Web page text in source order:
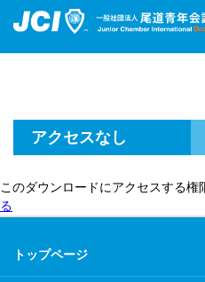
アクセスなし
このダウンロードにアクセスする権
る
トップページ